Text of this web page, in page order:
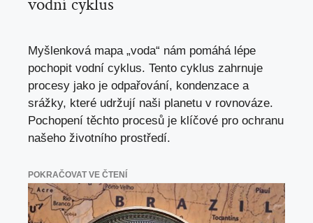
Myšlenková mapa „voda“ nám pomáhá lépe
pochopit vodní cyklus. Tento cyklus zahrnuje
procesy jako je odpařování, kondenzace a
srážky, které udržují naši planetu v rovnováze.
Pochopení těchto procesů je klíčové pro ochranu
našeho životního prostředí.
POKRAČOVAT VE ČTENÍ